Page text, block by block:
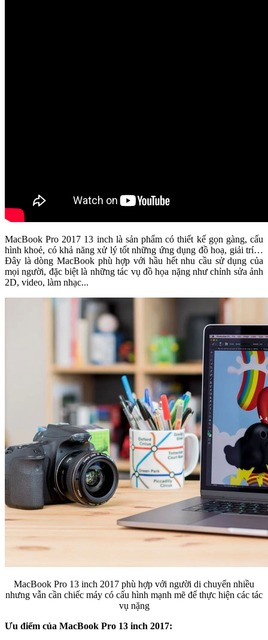
MacBook Pro 2017 13 inch là sản phẩm có thiết kế gọn gàng, cấu
hình khoẻ, có khả năng xử lý tốt những ứng dụng đồ hoạ, giải trí…
Đây là dòng MacBook phù hợp với hầu hết nhu cầu sử dụng của
mọi người, đặc biệt là những tác vụ đồ họa nặng như chỉnh sửa ảnh
2D, video, làm nhạc...
MacBook Pro 13 inch 2017 phù hợp với người di chuyển nhiều
nhưng vẫn cần chiếc máy có cấu hình mạnh mẽ để thực hiện các tác
vụ nặng
Ưu điểm của MacBook Pro 13 inch 2017: